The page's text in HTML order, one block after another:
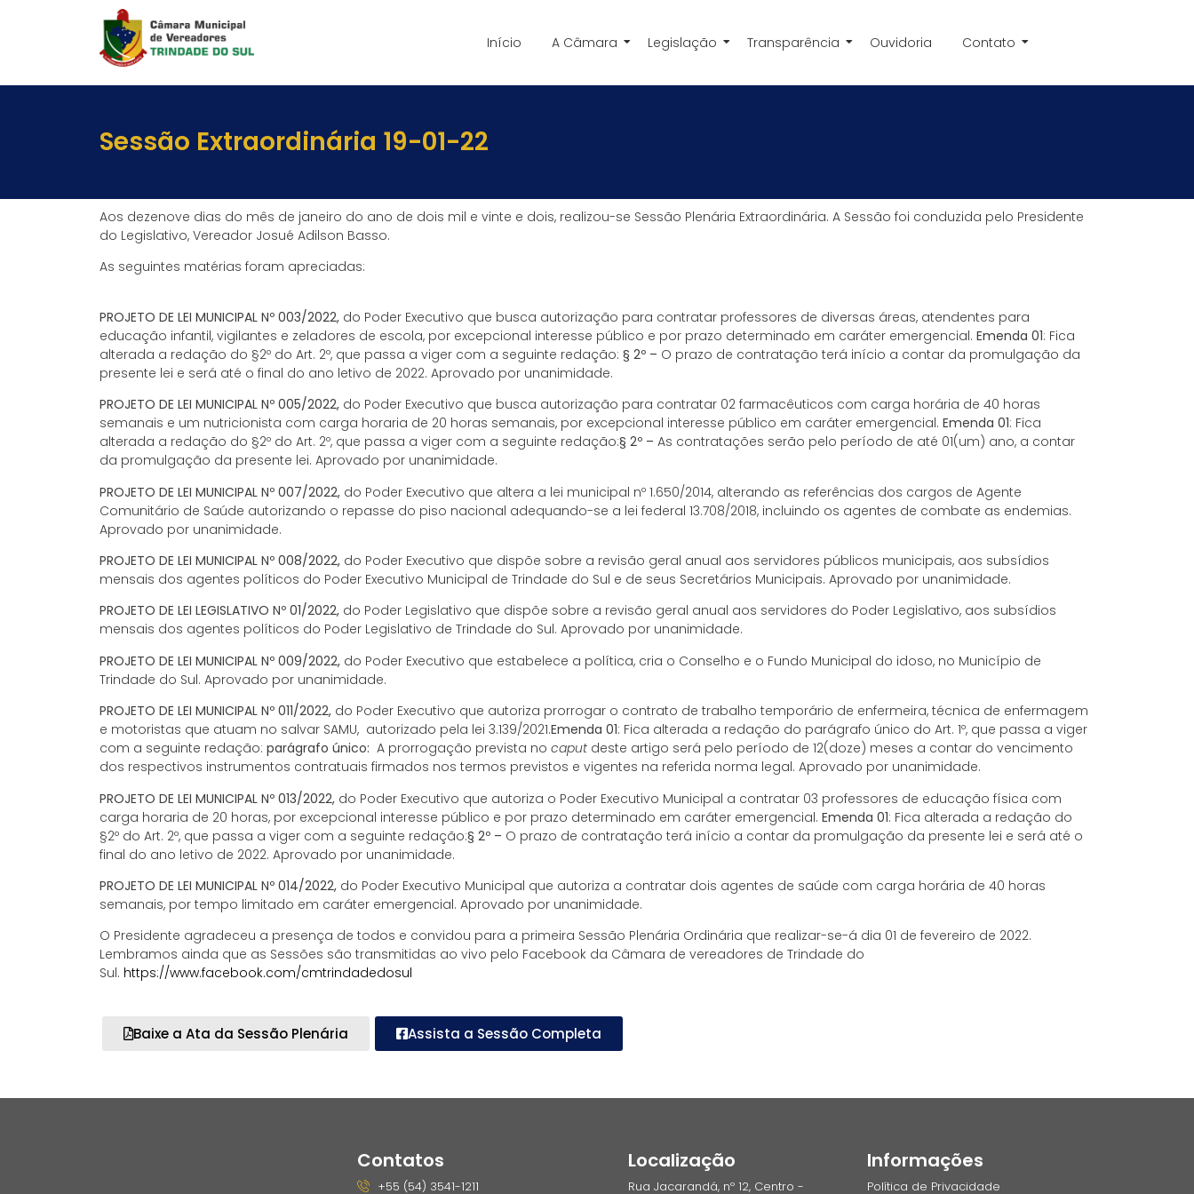
Início A Câmara Legislação Transparência Ouvidoria Contato
Sessão Extraordinária 19-01-22
Aos dezenove dias do mês de janeiro do ano de dois mil e vinte e dois, realizou-se Sessão Plenária Extraordinária. A Sessão foi conduzida pelo Presidente
do Legislativo, Vereador Josué Adilson Basso.
As seguintes matérias foram apreciadas:
PROJETO DE LEI MUNICIPAL Nº 003/2022, do Poder Executivo que busca autorização para contratar professores de diversas áreas, atendentes para
educação infantil, vigilantes e zeladores de escola, por excepcional interesse público e por prazo determinado em caráter emergencial. Emenda 01: Fica
alterada a redação do §2º do Art. 2º, que passa a viger com a seguinte redação: § 2º – O prazo de contratação terá início a contar da promulgação da
presente lei e será até o final do ano letivo de 2022. Aprovado por unanimidade.
PROJETO DE LEI MUNICIPAL Nº 005/2022, do Poder Executivo que busca autorização para contratar 02 farmacêuticos com carga horária de 40 horas
semanais e um nutricionista com carga horaria de 20 horas semanais, por excepcional interesse público em caráter emergencial. Emenda 01: Fica
alterada a redação do §2º do Art. 2º, que passa a viger com a seguinte redação:§ 2º – As contratações serão pelo período de até 01(um) ano, a contar
da promulgação da presente lei. Aprovado por unanimidade.
PROJETO DE LEI MUNICIPAL Nº 007/2022, do Poder Executivo que altera a lei municipal nº 1.650/2014, alterando as referências dos cargos de Agente
Comunitário de Saúde autorizando o repasse do piso nacional adequando-se a lei federal 13.708/2018, incluindo os agentes de combate as endemias.
Aprovado por unanimidade.
PROJETO DE LEI MUNICIPAL Nº 008/2022, do Poder Executivo que dispõe sobre a revisão geral anual aos servidores públicos municipais, aos subsídios
mensais dos agentes políticos do Poder Executivo Municipal de Trindade do Sul e de seus Secretários Municipais. Aprovado por unanimidade.
PROJETO DE LEI LEGISLATIVO Nº 01/2022, do Poder Legislativo que dispõe sobre a revisão geral anual aos servidores do Poder Legislativo, aos subsídios
mensais dos agentes políticos do Poder Legislativo de Trindade do Sul. Aprovado por unanimidade.
PROJETO DE LEI MUNICIPAL Nº 009/2022, do Poder Executivo que estabelece a política, cria o Conselho e o Fundo Municipal do idoso, no Município de
Trindade do Sul. Aprovado por unanimidade.
PROJETO DE LEI MUNICIPAL Nº 011/2022, do Poder Executivo que autoriza prorrogar o contrato de trabalho temporário de enfermeira, técnica de enfermagem
e motoristas que atuam no salvar SAMU, autorizado pela lei 3.139/2021.Emenda 01: Fica alterada a redação do parágrafo único do Art. 1º, que passa a viger
com a seguinte redação: parágrafo único: A prorrogação prevista no caput deste artigo será pelo período de 12(doze) meses a contar do vencimento
dos respectivos instrumentos contratuais firmados nos termos previstos e vigentes na referida norma legal. Aprovado por unanimidade.
PROJETO DE LEI MUNICIPAL Nº 013/2022, do Poder Executivo que autoriza o Poder Executivo Municipal a contratar 03 professores de educação física com
carga horaria de 20 horas, por excepcional interesse público e por prazo determinado em caráter emergencial. Emenda 01: Fica alterada a redação do
§2º do Art. 2º, que passa a viger com a seguinte redação:§ 2º – O prazo de contratação terá início a contar da promulgação da presente lei e será até o
final do ano letivo de 2022. Aprovado por unanimidade.
PROJETO DE LEI MUNICIPAL Nº 014/2022, do Poder Executivo Municipal que autoriza a contratar dois agentes de saúde com carga horária de 40 horas
semanais, por tempo limitado em caráter emergencial. Aprovado por unanimidade.
O Presidente agradeceu a presença de todos e convidou para a primeira Sessão Plenária Ordinária que realizar-se-á dia 01 de fevereiro de 2022.
Lembramos ainda que as Sessões são transmitidas ao vivo pelo Facebook da Câmara de vereadores de Trindade do
Sul. https://www.facebook.com/cmtrindadedosul
Baixe a Ata da Sessão Plenária Assista a Sessão Completa
Contatos
+55 (54) 3541-1211
Localização
Rua Jacarandá, nº 12, Centro -
Informações
Política de Privacidade